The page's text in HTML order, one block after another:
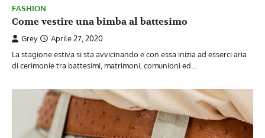
FASHION
Come vestire una bimba al battesimo
Grey
Aprile 27, 2020
La stagione estiva si sta avvicinando e con essa inizia ad esserci aria
di cerimonie tra battesimi, matrimoni, comunioni ed…